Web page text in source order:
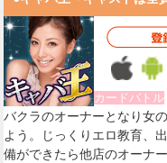
カードバトル
バクラのオーナーとなり女
よう。じっくりエロ教育、
備ができたら他店のオーナ